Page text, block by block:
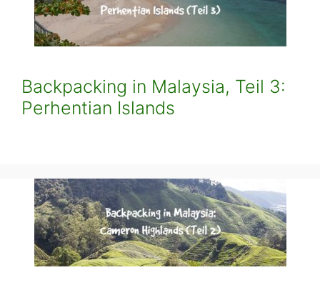
Backpacking in Malaysia, Teil 3:
Perhentian Islands